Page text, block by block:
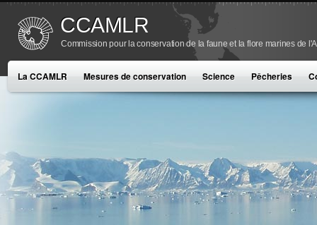
CCAMLR
Commission pour la conservation de la faune et la flore marines de
La CCAMLR Mesures de conservation Science Pêcheries